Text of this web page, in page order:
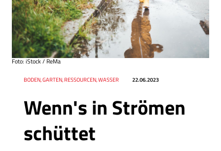
Wenn's in Strömen
schüttet
Datum 22.06.2023
RessortBODEN, GARTEN, RESSOURCEN, WASSER
Foto: iStock / ReMa